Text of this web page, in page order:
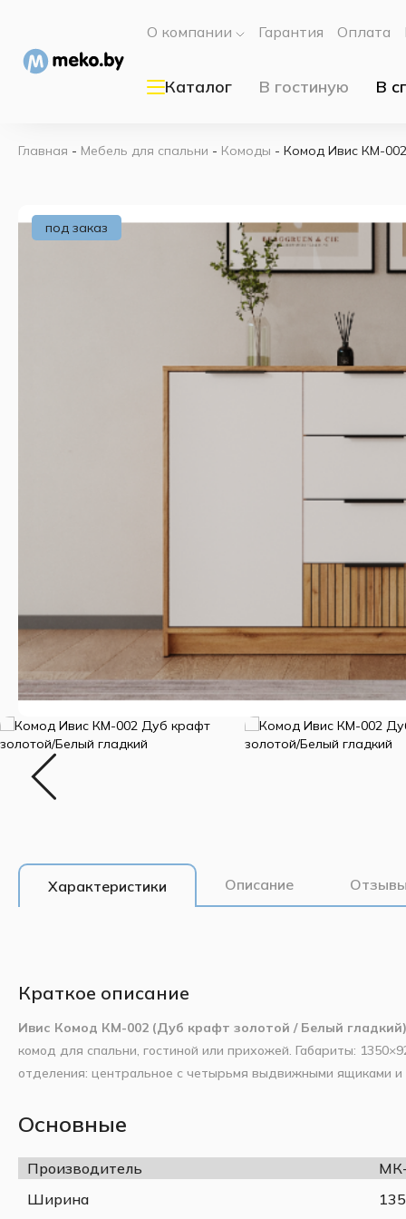
О компании Гарантия Оплата
Каталог В гостиную В
Главная - Мебель для спальни - Комоды - Комод Ивис КМ-
под заказ
Характеристики Описание
Краткое описание
Ивис Комод КМ-002 (Дуб крафт золотой / Белый гладкий)
комод для спальни, гостиной или прихожей. Габариты:
отделения: центральное с четырьмя выдвижными ящиками
легко вписывается в любой интерьер. Чёрные матовые
Ширина
1350 мм
Основные
Производитель
Ширина